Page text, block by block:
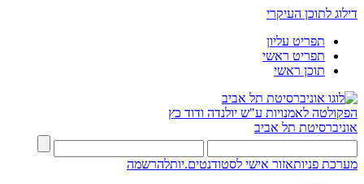
דילוג לתוכן העיקרי
תפריט עליון
תפריט ראשי
תוכן ראשי
הפקולטה לאמנויות ע"ש יולנדה ודוד כץ
אוניברסיטת תל אביב
מערכת פניותאזור אישי לסטודנטים.יותלהרשמה